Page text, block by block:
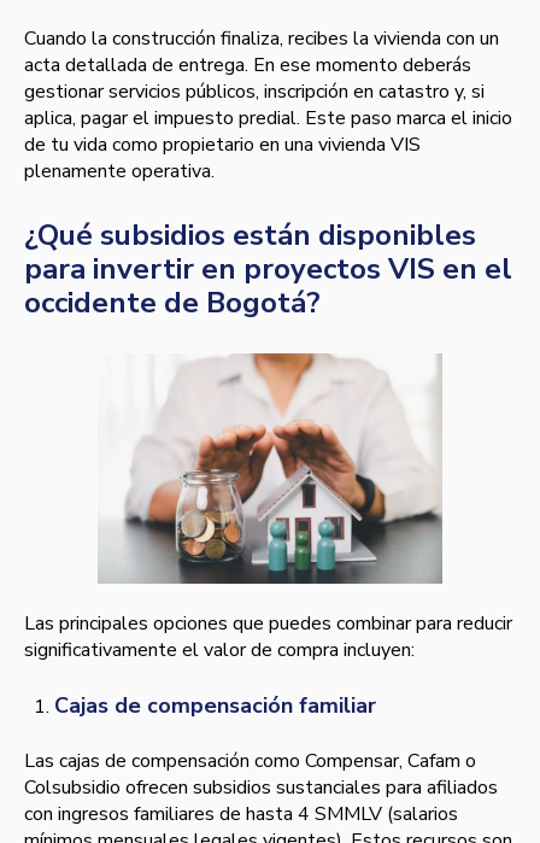
Cuando la construcción finaliza, recibes la vivienda con un
acta detallada de entrega. En ese momento deberás
gestionar servicios públicos, inscripción en catastro y, si
aplica, pagar el impuesto predial. Este paso marca el inicio
de tu vida como propietario en una vivienda VIS
plenamente operativa.
¿Qué subsidios están disponibles
para invertir en proyectos VIS en el
occidente de Bogotá?
Las principales opciones que puedes combinar para reducir
significativamente el valor de compra incluyen:
Cajas de compensación familiar
Las cajas de compensación como Compensar, Cafam o
Colsubsidio ofrecen subsidios sustanciales para afiliados
con ingresos familiares de hasta 4 SMMLV (salarios